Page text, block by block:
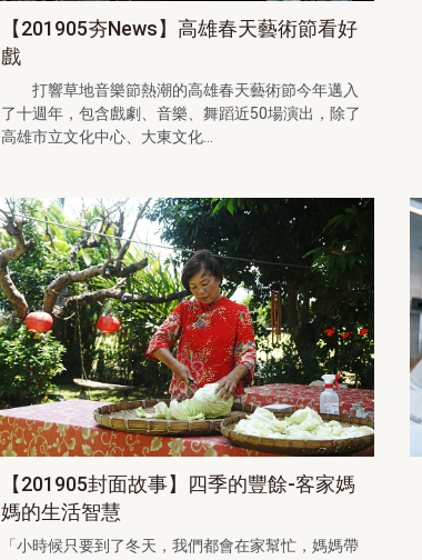
【201905夯News】高雄春天藝術節看好
戲
打響草地音樂節熱潮的高雄春天藝術節今年邁入
了十週年，包含戲劇、音樂、舞蹈近50場演出，除了
高雄市立文化中心、大東文化...
【201905封面故事】四季的豐餘-客家媽
媽的生活智慧
「小時候只要到了冬天，我們都會在家幫忙，媽媽帶